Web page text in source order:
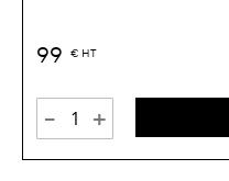
99 € HT
- +